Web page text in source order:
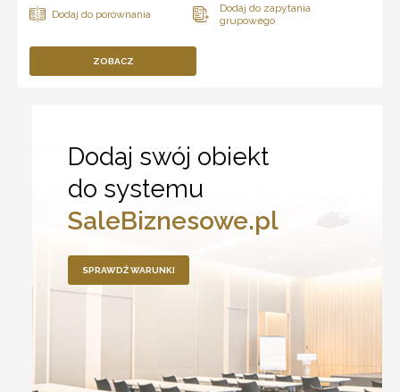
ZOBACZ
Dodaj swój obiekt
do systemu
SaleBiznesowe.pl
SPRAWDŹ WARUNKI